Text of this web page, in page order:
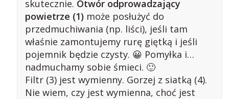
skutecznie. Otwór odprowadzający
powietrze (1) może posłużyć do
przedmuchiwania (np. liści), jeśli tam
właśnie zamontujemy rurę giętką i jeśli
pojemnik będzie czysty. 😀 Pomyłka i…
nadmuchamy sobie śmieci. 🙂
Filtr (3) jest wymienny. Gorzej z siatką (4).
Nie wiem, czy jest wymienna, choć jest